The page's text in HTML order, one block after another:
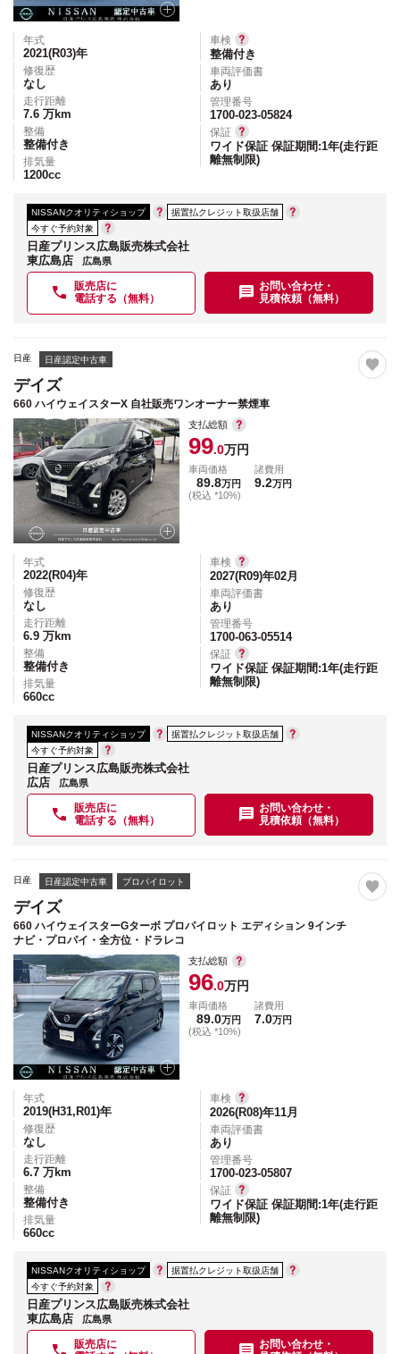
年式
2021(R03)年
修復歴
なし
走行距離
7.6 万km
整備
整備付き
排気量
1200cc
車検
整備付き
車両評価書
あり
管理番号
1700-023-05824
保証
ワイド保証 保証期間:1年(走行距
離無制限)
NISSANクオリティショップ
据置払クレジット取扱店舗
今すぐ予約対象
日産プリンス広島販売株式会社
東広島店
広島県
販売店に
電話する（無料）
お問い合わせ・
見積依頼（無料）
日産 日産認定中古車
デイズ
660 ハイウェイスターX 自社販売ワンオーナー禁煙車
支払総額
99.0万円
車両価格
89.8万円
(税込 *10%)
諸費用
9.2万円
年式
2022(R04)年
修復歴
なし
走行距離
6.9 万km
整備
整備付き
排気量
660cc
車検
2027(R09)年02月
車両評価書
あり
管理番号
1700-063-05514
保証
ワイド保証 保証期間:1年(走行距
離無制限)
NISSANクオリティショップ
据置払クレジット取扱店舗
今すぐ予約対象
日産プリンス広島販売株式会社
広店
広島県
販売店に
電話する（無料）
お問い合わせ・
見積依頼（無料）
日産 日産認定中古車 プロパイロット
デイズ
660 ハイウェイスターGターボ プロパイロット エディション 9インチ
ナビ・プロパイ・全方位・ドラレコ
支払総額
96.0万円
車両価格
89.0万円
(税込 *10%)
諸費用
7.0万円
年式
2019(H31,R01)年
修復歴
なし
走行距離
6.7 万km
整備
整備付き
排気量
660cc
車検
2026(R08)年11月
車両評価書
あり
管理番号
1700-023-05807
保証
ワイド保証 保証期間:1年(走行距
離無制限)
NISSANクオリティショップ
据置払クレジット取扱店舗
今すぐ予約対象
日産プリンス広島販売株式会社
東広島店
広島県
販売店に
お問い合わせ・